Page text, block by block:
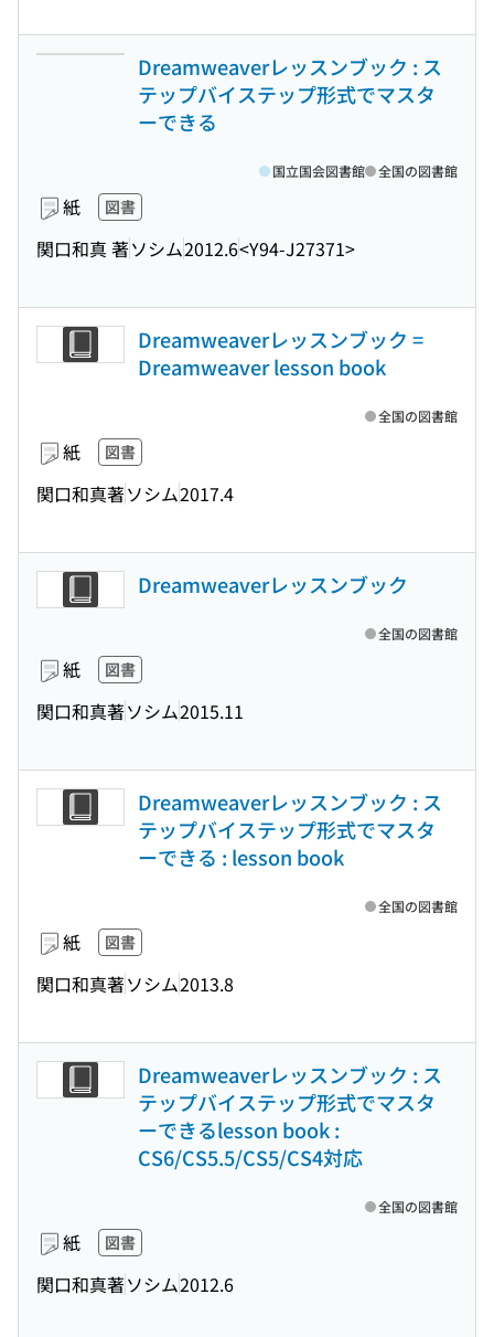
Dreamweaverレッスンブック : ス
テップバイステップ形式でマスタ
ーできる
紙 図書
関口和真 著ソシム2012.6<Y94-J27371>
国立国会図書館 全国の図書館
Dreamweaverレッスンブック =
Dreamweaver lesson book
紙 図書
関口和真著ソシム2017.4
全国の図書館
Dreamweaverレッスンブック
紙 図書
関口和真著ソシム2015.11
全国の図書館
Dreamweaverレッスンブック : ス
テップバイステップ形式でマスタ
ーできる : lesson book
紙 図書
関口和真著ソシム2013.8
全国の図書館
Dreamweaverレッスンブック : ス
テップバイステップ形式でマスタ
ーできるlesson book :
CS6/CS5.5/CS5/CS4対応
紙 図書
関口和真著ソシム2012.6
全国の図書館